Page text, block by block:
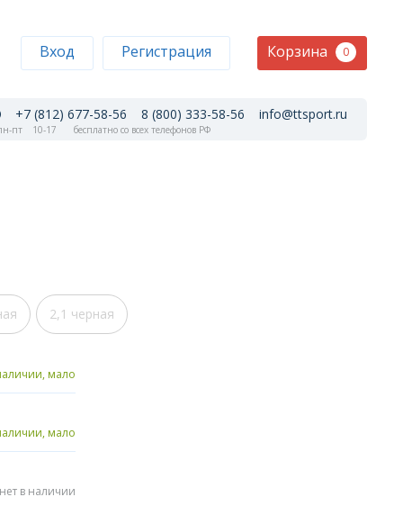
Вход Регистрация Корзина 0
+7 (812) 677-58-56 8 (800) 333-58-56 info@ttsport.ru
пт 10-17 бесплатно со всех телефонов РФ
2,1 черная
мало
мало
нет в наличии